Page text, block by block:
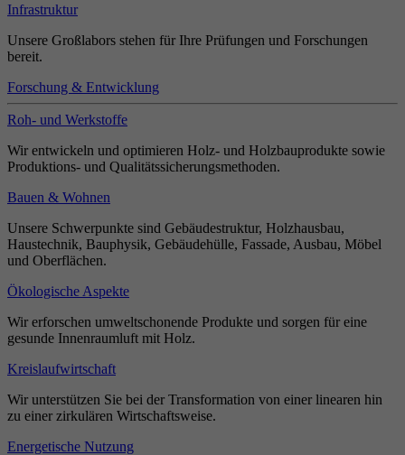
Infrastruktur
Unsere Großlabors stehen für Ihre Prüfungen und Forschungen
bereit.
Forschung & Entwicklung
Roh- und Werkstoffe
Wir entwickeln und optimieren Holz- und Holzbauprodukte sowie
Produktions- und Qualitätssicherungsmethoden.
Bauen & Wohnen
Unsere Schwerpunkte sind Gebäudestruktur, Holzhausbau,
Haustechnik, Bauphysik, Gebäudehülle, Fassade, Ausbau, Möbel
und Oberflächen.
Ökologische Aspekte
Wir erforschen umweltschonende Produkte und sorgen für eine
gesunde Innenraumluft mit Holz.
Kreislaufwirtschaft
Wir unterstützen Sie bei der Transformation von einer linearen hin
zu einer zirkulären Wirtschaftsweise.
Energetische Nutzung